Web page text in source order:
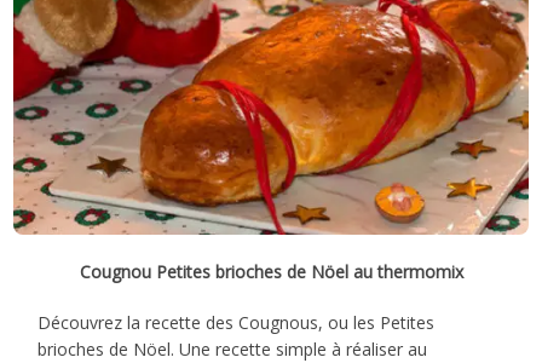
Cougnou Petites brioches de Nöel au thermomix
Découvrez la recette des Cougnous, ou les Petites
brioches de Nöel. Une recette simple à réaliser au